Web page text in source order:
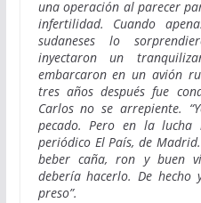
una operación al parecer
infertilidad. Cuando
sudaneses lo
inyectaron un
embarcaron en un avión
tres años después fue
Carlos no se arrepiente.
pecado. Pero en la lucha
periódico El País, de
beber caña, ron y buen
debería hacerlo. De
preso”.